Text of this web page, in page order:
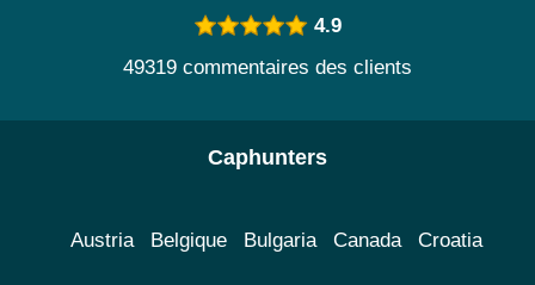
4.9
49319 commentaires des clients
Caphunters
Austria Belgique Bulgaria Canada Croatia